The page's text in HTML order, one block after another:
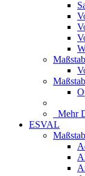
Mehr
ESVAL